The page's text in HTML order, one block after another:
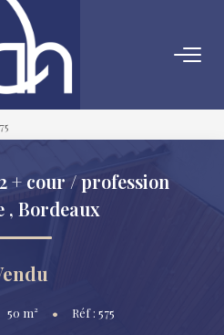
+ cour / profession
, Bordeaux
50 m² • Réf : 575